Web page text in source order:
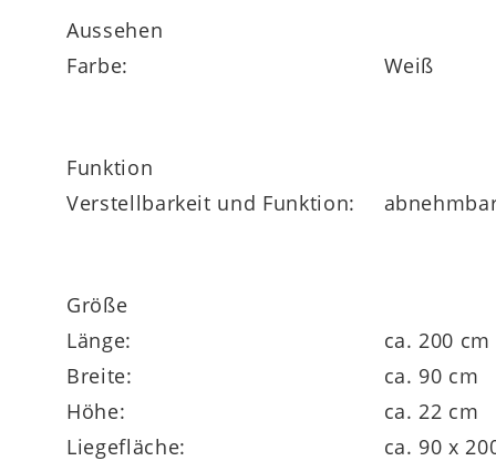
Ihre Vorteile im Überblick
Die Interliving Matratze Medikontur 1913
Dank480 einzeln verpackter
im Noppenprofil
passt sich die Matratze
für eine optimale Lagerung der
Aussehen
Farbe:
Weiß
Funktion
Verstellbarkeit und Funktion:
Größe
Länge:
ca. 200 cm
Breite:
ca. 90 cm
Höhe:
ca. 22 cm
Liegefläche:
ca. 90 x